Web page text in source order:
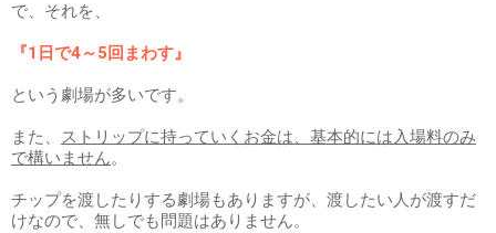
で、それを、
『1日で4～5回まわす』
という劇場が多いです。
また、 ストリップに持っていくお金は、基本的には入場料のみ
で構いません。
チップを渡したりする劇場もありますが、渡したい人が渡すだ
けなので、無しでも問題はありません。